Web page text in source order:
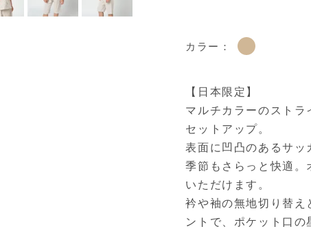
カラー：
【日本限定】
マルチカラーのスト
セットアップ。
表面に凹凸のあるサッ
季節もさらっと快適。
いただけます。
衿や袖の無地切り替え
ントで、ポケット口